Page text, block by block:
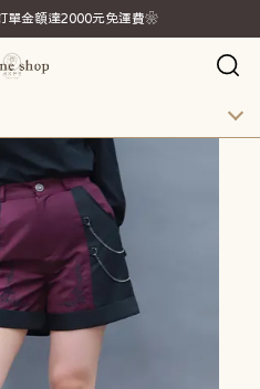
單金額達2000元免運費❀